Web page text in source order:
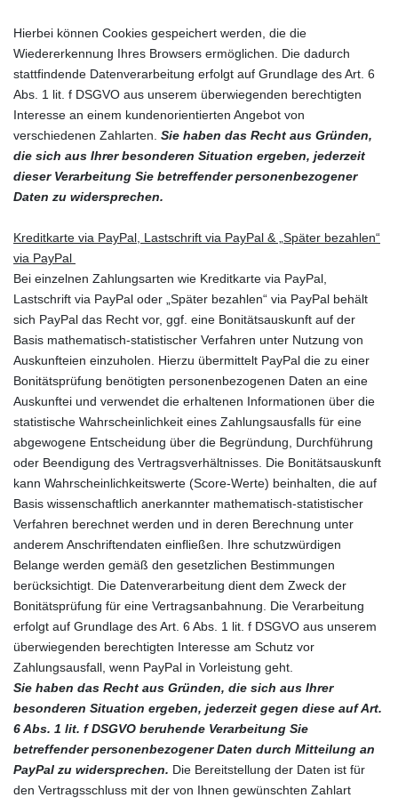
Hierbei können Cookies gespeichert werden, die die
Wiedererkennung Ihres Browsers ermöglichen. Die dadurch
stattfindende Datenverarbeitung erfolgt auf Grundlage des Art. 6
Abs. 1 lit. f DSGVO aus unserem überwiegenden berechtigten
Interesse an einem kundenorientierten Angebot von
verschiedenen Zahlarten. Sie haben das Recht aus Gründen,
die sich aus Ihrer besonderen Situation ergeben, jederzeit
dieser Verarbeitung Sie betreffender personenbezogener
Daten zu widersprechen.
Kreditkarte via PayPal, Lastschrift via PayPal & „Später bezahlen“
via PayPal
Bei einzelnen Zahlungsarten wie Kreditkarte via PayPal,
Lastschrift via PayPal oder „Später bezahlen“ via PayPal behält
sich PayPal das Recht vor, ggf. eine Bonitätsauskunft auf der
Basis mathematisch-statistischer Verfahren unter Nutzung von
Auskunfteien einzuholen. Hierzu übermittelt PayPal die zu einer
Bonitätsprüfung benötigten personenbezogenen Daten an eine
Auskunftei und verwendet die erhaltenen Informationen über die
statistische Wahrscheinlichkeit eines Zahlungsausfalls für eine
abgewogene Entscheidung über die Begründung, Durchführung
oder Beendigung des Vertragsverhältnisses. Die Bonitätsauskunft
kann Wahrscheinlichkeitswerte (Score-Werte) beinhalten, die auf
Basis wissenschaftlich anerkannter mathematisch-statistischer
Verfahren berechnet werden und in deren Berechnung unter
anderem Anschriftendaten einfließen. Ihre schutzwürdigen
Belange werden gemäß den gesetzlichen Bestimmungen
berücksichtigt. Die Datenverarbeitung dient dem Zweck der
Bonitätsprüfung für eine Vertragsanbahnung. Die Verarbeitung
erfolgt auf Grundlage des Art. 6 Abs. 1 lit. f DSGVO aus unserem
überwiegenden berechtigten Interesse am Schutz vor
Zahlungsausfall, wenn PayPal in Vorleistung geht.
Sie haben das Recht aus Gründen, die sich aus Ihrer
besonderen Situation ergeben, jederzeit gegen diese auf Art.
6 Abs. 1 lit. f DSGVO beruhende Verarbeitung Sie
betreffender personenbezogener Daten durch Mitteilung an
PayPal zu widersprechen. Die Bereitstellung der Daten ist für
den Vertragsschluss mit der von Ihnen gewünschten Zahlart